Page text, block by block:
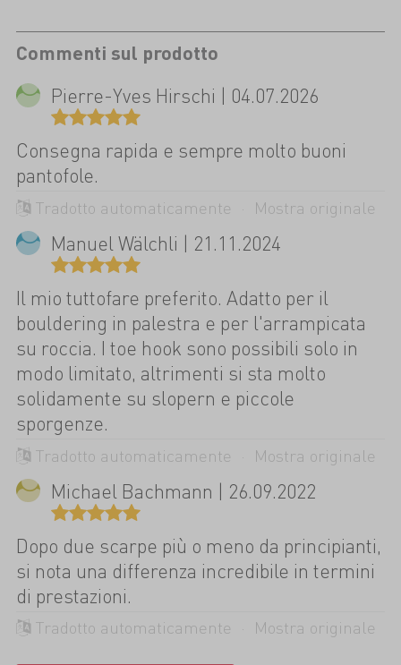
Commenti sul prodotto
Pierre-Yves Hirschi | 04.07.2026
Consegna rapida e sempre molto buoni
pantofole.
Tradotto automaticamente · Mostra originale
Manuel Wälchli | 21.11.2024
Il mio tuttofare preferito. Adatto per il
bouldering in palestra e per l'arrampicata
su roccia. I toe hook sono possibili solo in
modo limitato, altrimenti si sta molto
solidamente su slopern e piccole
sporgenze.
Tradotto automaticamente · Mostra originale
Michael Bachmann | 26.09.2022
Dopo due scarpe più o meno da principianti,
si nota una differenza incredibile in termini
di prestazioni.
Tradotto automaticamente · Mostra originale